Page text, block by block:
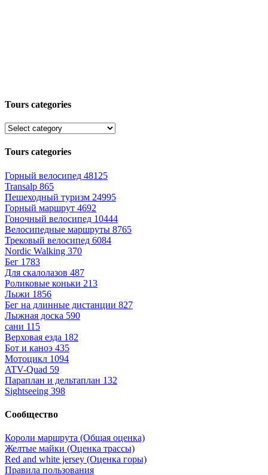
Tours categories
Tours categories
Горный велосипед 48125
Transalp 865
Пешеходный туризм 24995
Горный маршрут 4692
Гоночный велосипед 10444
Велосипедные маршруты 8765
Трековый велосипед 6084
Nordic Walking 370
Бег 1783
Для скалолазов 487
Роликовые коньки 213
Лыжи 1856
Бег на длинные дистанции 827
Лыжная доска 590
сани 115
Верховая езда 182
Бот и каноэ 435
Мотоцикл 1094
ATV-Quad 59
Параплан и дельтаплан 132
Sightseeing 398
Сообщество
Короли маршрута (Общая оценка)
Желтые майки (Оценка трассы)
Red and white jersey (Оценка горы)
Правила пользования